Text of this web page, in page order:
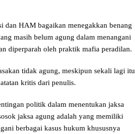
dan HAM bagaikan menegakkan benang
masih belum agung dalam menangani
diperparah oleh praktik mafia peradilan.
tidak agung, meskipun sekali lagi itu
kritis dari penulis.
politik dalam menentukan jaksa
jaksa agung adalah yang memiliki
berbagai kasus hukum khususnya